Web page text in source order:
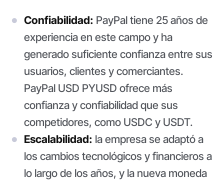
Confiabilidad: PayPal tiene 25 años de
experiencia en este campo y ha
generado suficiente confianza entre sus
usuarios, clientes y comerciantes.
PayPal USD PYUSD ofrece más
confianza y confiabilidad que sus
competidores, como USDC y USDT.
Escalabilidad: la empresa se adaptó a
los cambios tecnológicos y financieros a
lo largo de los años, y la nueva moneda